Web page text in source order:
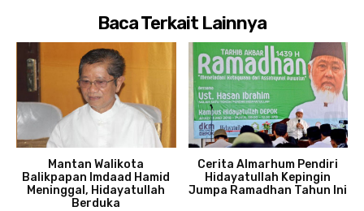
Baca Terkait Lainnya
Mantan Walikota
Balikpapan Imdaad Hamid
Meninggal, Hidayatullah
Berduka
Cerita Almarhum Pendiri
Hidayatullah Kepingin
Jumpa Ramadhan Tahun Ini